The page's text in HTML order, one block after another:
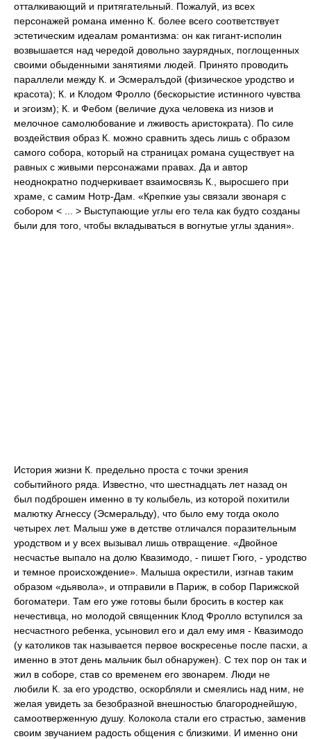
отталкивающий и притягательный. Пожалуй, из всех
персонажей романа именно К. более всего соответствует
эстетическим идеалам романтизма: он как гигант-исполин
возвышается над чередой довольно заурядных, поглощенных
своими обыденными занятиями людей. Принято проводить
параллели между К. и Эсмералъдой (физическое уродство и
красота); К. и Клодом Фролло (бескорыстие истинного чувства
и эгоизм); К. и Фебом (величие духа человека из низов и
мелочное самолюбование и лживость аристократа). По силе
воздействия образ К. можно сравнить здесь лишь с образом
самого собора, который на страницах романа существует на
равных с живыми персонажами правах. Да и автор
неоднократно подчеркивает взаимосвязь К., выросшего при
храме, с самим Нотр-Дам. «Крепкие узы связали звонаря с
собором < ... > Выступающие углы его тела как будто созданы
были для того, чтобы вкладываться в вогнутые углы здания».
История жизни К. предельно проста с точки зрения
событийного ряда. Известно, что шестнадцать лет назад он
был подброшен именно в ту колыбель, из которой похитили
малютку Агнессу (Эсмеральду), что было ему тогда около
четырех лет. Малыш уже в детстве отличался поразительным
уродством и у всех вызывал лишь отвращение. «Двойное
несчастье выпало на долю Квазимодо, - пишет Гюго, - уродство
и темное происхождение». Малыша окрестили, изгнав таким
образом «дьявола», и отправили в Париж, в собор Парижской
богоматери. Там его уже готовы были бросить в костер как
нечестивца, но молодой священник Клод Фролло вступился за
несчастного ребенка, усыновил его и дал ему имя - Квазимодо
(у католиков так называется первое воскресенье после пасхи, а
именно в этот день мальчик был обнаружен). С тех пор он так и
жил в соборе, став со временем его звонарем. Люди не
любили К. за его уродство, оскорбляли и смеялись над ним, не
желая увидеть за безобразной внешностью благороднейшую,
самоотверженную душу. Колокола стали его страстью, заменив
своим звучанием радость общения с близкими. И именно они